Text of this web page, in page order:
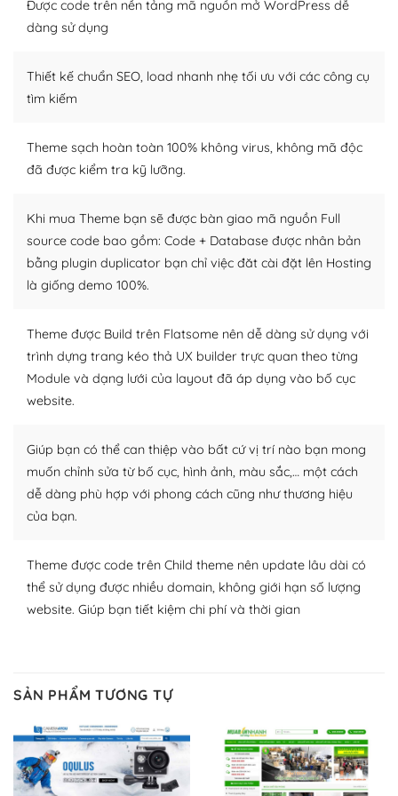
Dễ dàng tùy chỉnh trên WordPress
WordPress là nơi lưu trữ cho một diễn đàn cộng đồng
người cuồng tín WordPress.
Nếu bạn gặp khó khăn, bạn có thể lên mạng và tìm
lời, giải đáp vấn đề của bạn.
Cộng đồng sử dụng WordPress sẵn sàng hỗ trợ bạn
– Đa dạng plugin và themes
Plugin mở rộng là thành phần cài đặt thêm vào
WordPress để tăng thêm các tính năng cần thiết. Có
nhiều plugin trả phí hoặc miễn phí.
Nhờ lượng người dùng đông đảo, thư viện themes và
thích chọn lựa plugin và themes phù hợp cho mục đích
lập website của mình.
WordPress đa dạng plugin và themes
Với mọi Hosting bất kỳ thì WordPress đều có thể dễ
dàng thiết lập vì thực tế nó đã cung cấp khoảng 60%
trang web WordPress của bạn.
Dễ dàng lựa chọn Hosting cho website WordPress
– Bảo mật cực tốt
Được code trên nền tảng mã nguồn mở WordPress dễ
dàng sử dụng
Thiết kế chuẩn SEO, load nhanh nhẹ tối ưu với các công cụ
tìm kiếm
Theme sạch hoàn toàn 100% không virus, không mã độc
đã được kiểm tra kỹ lưỡng.
Khi mua Theme bạn sẽ được bàn giao mã nguồn Full
source code bao gồm: Code + Database được nhân bản
bằng plugin duplicator bạn chỉ việc đăt cài đặt lên Hosting
là giống demo 100%.
Theme được Build trên Flatsome nên dễ dàng sử dụng với
trình dựng trang kéo thả UX builder trực quan theo từng
Module và dạng lưới của layout đã áp dụng vào bố cục
website.
Giúp bạn có thể can thiệp vào bất cứ vị trí nào bạn mong
muốn chỉnh sửa từ bố cục, hình ảnh, màu sắc,… một cách
dễ dàng phù hợp với phong cách cũng như thương hiệu
của bạn.
Theme được code trên Child theme nên update lâu dài có
thể sử dụng được nhiều domain, không giới hạn số lượng
website. Giúp bạn tiết kiệm chi phí và thời gian
SẢN PHẨM TƯƠNG TỰ